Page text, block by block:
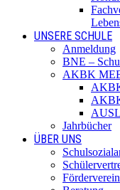
UNSERE SCHULE
Anmeldung
BNE –
AKBK
Jahrbücher
ÜBER UNS
Förderverein